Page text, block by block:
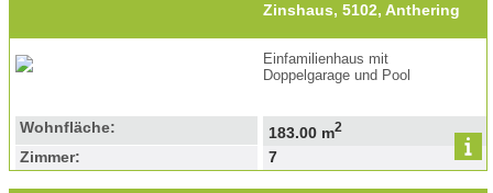
Zinshaus, 5102, Anthering
Einfamilienhaus mit
Doppelgarage und Pool
Wohnfläche: 183.00 m2
Zimmer: 7